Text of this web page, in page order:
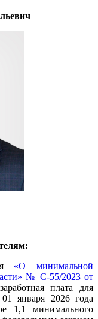
«О минимальной
№ С-55/2023 от
плата для
января 2026 года
1,1 минимального